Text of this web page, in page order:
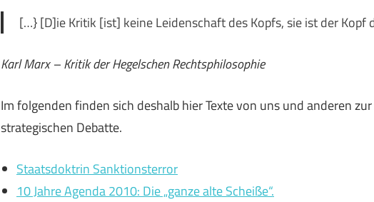
[…} [D]ie Kritik [ist] keine Leidenschaft des Kopfs, sie ist der Kopf
Karl Marx – Kritik der Hegelschen Rechtsphilosophie
Im folgenden finden sich deshalb hier Texte von uns und anderen
strategischen Debatte.
Staatsdoktrin Sanktionsterror
10 Jahre Agenda 2010: Die „ganze alte Scheiße“.